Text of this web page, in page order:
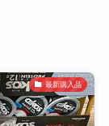
最新購入品